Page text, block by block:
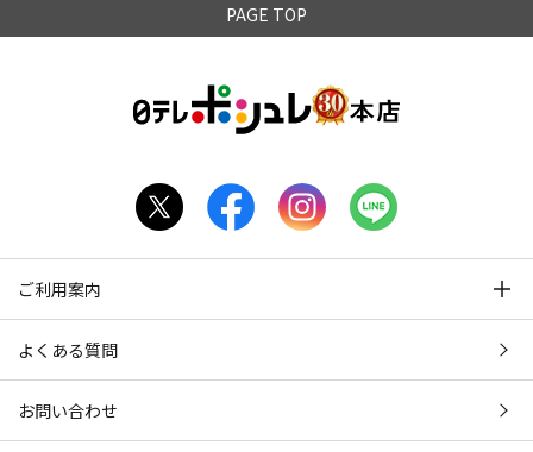
PAGE TOP
ご利用案内
よくある質問
お問い合わせ